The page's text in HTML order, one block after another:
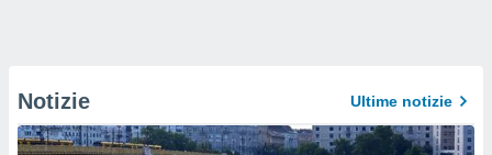
Notizie Ultime notizie